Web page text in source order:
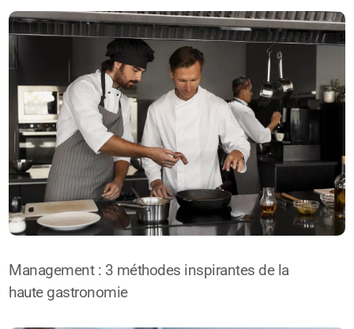
Management : 3 méthodes inspirantes de la
haute gastronomie